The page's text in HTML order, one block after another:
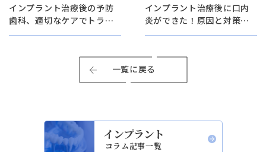
インプラント治療後の予防
歯科、適切なケアでトラブ
ルを防ぐ【日本歯科グルー
一覧に戻る
インプラント治療後に口内
炎ができた！原因と対策を
わかりやすく解説【日本歯
インプラント
コラム記事一覧